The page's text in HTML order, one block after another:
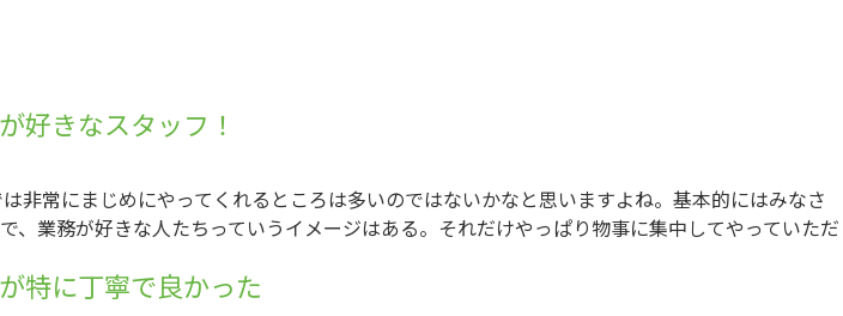
好きなスタッフ！
常にまじめにやってくれるところは多いのではないかなと思いますよね。基本的にはみなさ
業務が好きな人たちっていうイメージはある。それだけやっぱり物事に集中してやっていただ
特に丁寧で良かった